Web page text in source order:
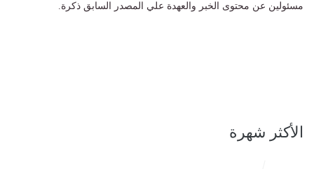
مسئولين عن محتوى الخبر والعهدة علي المصدر السابق ذكرة.
الأكثر شهرة